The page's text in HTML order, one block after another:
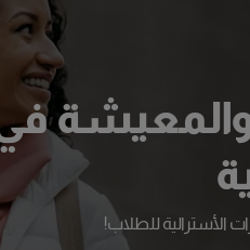
والمعيشة
الأسترالية للطلاب!